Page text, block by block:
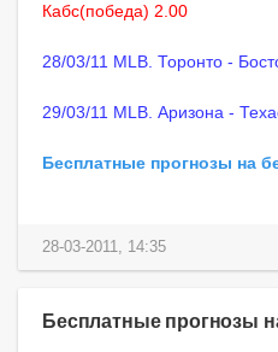
Кабс(победа) 2.00
28/03/11 MLB. Торонто -
29/03/11 MLB. Аризона -
Бесплатные прогнозы на
28-03-2011, 14:35
Бесплатные прогнозы